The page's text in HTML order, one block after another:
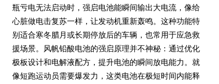
瓶亏电无法启动时，强启电池能瞬间输出大电流，像给
心脏做电击复苏一样，让发动机重新轰鸣。这种功能特
别适合寒冬腊月或长期停放后的车辆，也常用于应急救
援场景。风帆铅酸电池的强启原理并不神秘：通过优化
极板设计和电解液配方，提升电池的瞬间放电能力。就
像短跑运动员需要爆发力，这类电池在极短时间内能释